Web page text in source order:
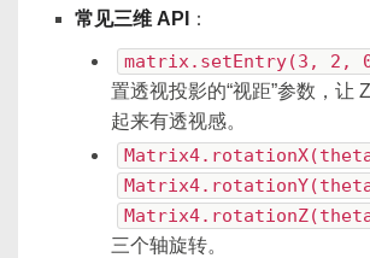
常见三维 API
：
matrix.setEntry(3, 2,
置透视投影的“视距”参数，让
起来有透视感。
三个轴旋转。